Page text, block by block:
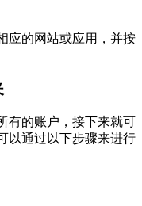
应的网站或应用，并按
有的账户，接下来就可
以通过以下步骤来进行